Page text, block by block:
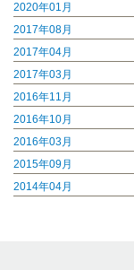
2020年01月
2017年08月
2017年04月
2017年03月
2016年11月
2016年10月
2016年03月
2015年09月
2014年04月